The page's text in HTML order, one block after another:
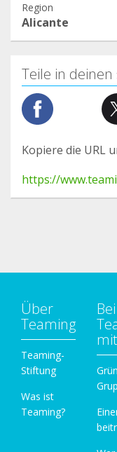
Region
Alicante
Teile in
Kopiere die URL
https://
Über
Teaming
Teaming-
Stiftung
Was ist
Teaming?
Bei